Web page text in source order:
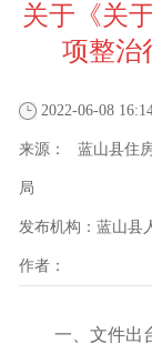
关于《关
项整治
2022-06-08
来源： 蓝山县住
局
发布机构： 蓝山县
作者：
一、文件出